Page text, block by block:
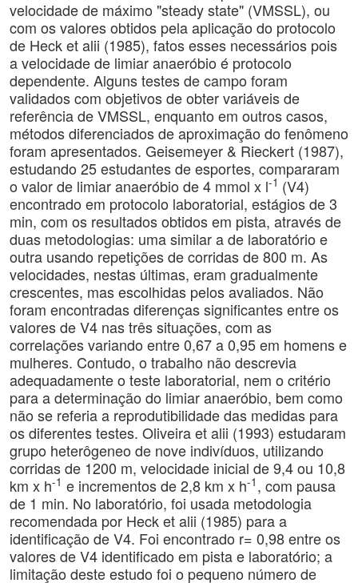
velocidade de máximo "steady state" (VMSSL), ou
com os valores obtidos pela aplicação do protocolo
de Heck et alii (1985), fatos esses necessários pois
a velocidade de limiar anaeróbio é protocolo
dependente. Alguns testes de campo foram
validados com objetivos de obter variáveis de
referência de VMSSL, enquanto em outros casos,
métodos diferenciados de aproximação do fenômeno
foram apresentados. Geisemeyer & Rieckert (1987),
estudando 25 estudantes de esportes, compararam
o valor de limiar anaeróbio de 4 mmol x l-1 (V4)
encontrado em protocolo laboratorial, estágios de 3
min, com os resultados obtidos em pista, através de
duas metodologias: uma similar a de laboratório e
outra usando repetições de corridas de 800 m. As
velocidades, nestas últimas, eram gradualmente
crescentes, mas escolhidas pelos avaliados. Não
foram encontradas diferenças significantes entre os
valores de V4 nas três situações, com as
correlações variando entre 0,67 a 0,95 em homens e
mulheres. Contudo, o trabalho não descrevia
adequadamente o teste laboratorial, nem o critério
para a determinação do limiar anaeróbio, bem como
não se referia a reprodutibilidade das medidas para
os diferentes testes. Oliveira et alii (1993) estudaram
grupo heterôgeneo de nove indivíduos, utilizando
corridas de 1200 m, velocidade inicial de 9,4 ou 10,8
km x h-1 e incrementos de 2,8 km x h-1 , com pausa
de 1 min. No laboratório, foi usada metodologia
recomendada por Heck et alii (1985) para a
identificação de V4. Foi encontrado r= 0,98 entre os
valores de V4 identificado em pista e laboratório; a
limitação deste estudo foi o pequeno número de